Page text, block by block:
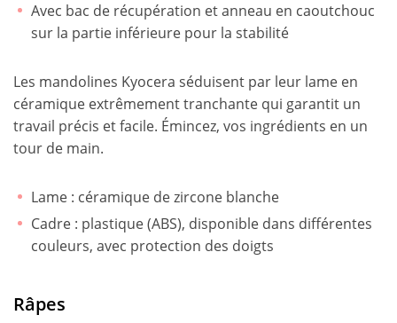
Avec bac de récupération et anneau en caoutchouc
sur la partie inférieure pour la stabilité
Les mandolines Kyocera séduisent par leur lame en
céramique extrêmement tranchante qui garantit un
travail précis et facile. Émincez, vos ingrédients en un
tour de main.
Lame : céramique de zircone blanche
Cadre : plastique (ABS), disponible dans différentes
couleurs, avec protection des doigts
Râpes